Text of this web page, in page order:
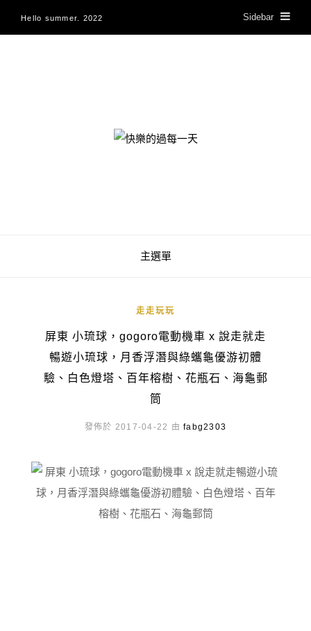
Hello summer. 2022 Sidebar
快樂的過每一天
主選單
走走玩玩
屏東 小琉球，gogoro電動機車 x 說走就走
暢遊小琉球，月香浮潛與綠蠵龜優游初體
驗、白色燈塔、百年榕樹、花瓶石、海龜郵
筒
發佈於 2017-04-22 由fabg2303